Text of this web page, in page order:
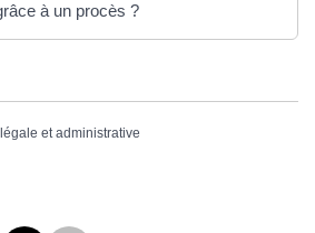
à un procès ?
et administrative